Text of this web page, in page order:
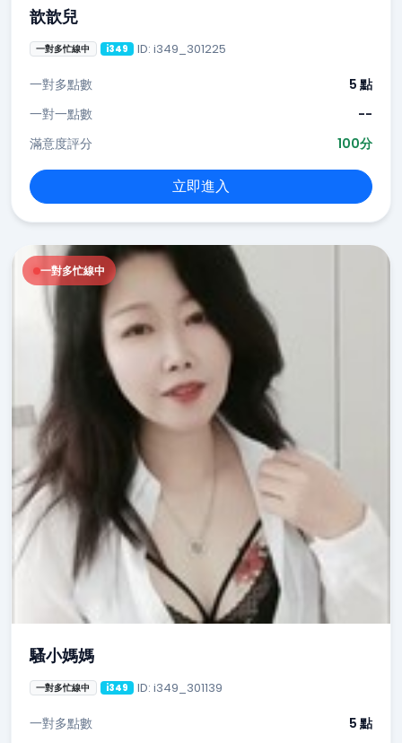
歆歆兒
一對多忙線中 i349 ID: i349_301225
一對多點數
5 點
一對一點數
--
滿意度評分
100分
立即進入
一對多忙線中
騷小媽媽
一對多忙線中 i349 ID: i349_301139
一對多點數 5 點